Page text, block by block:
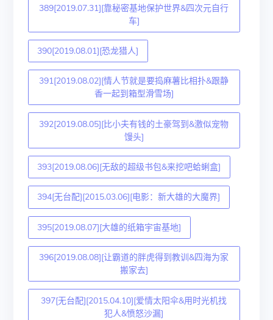
389[2019.07.31][靠秘密基地保护世界&四次元自行
车]
390[2019.08.01][恐龙猎人]
391[2019.08.02][情人节就是要捣麻薯比相扑&跟静
香一起到箱型滑雪场]
392[2019.08.05][比小夫有钱的土豪驾到&激似宠物
馒头]
393[2019.08.06][无敌的超级书包&来挖吧蛤蜊盒]
394[无台配][2015.03.06][电影：新大雄的大魔界]
395[2019.08.07][大雄的纸箱宇宙基地]
396[2019.08.08][让霸道的胖虎得到教训&四海为家
搬家去]
397[无台配][2015.04.10][爱情太阳伞&用时光机找
犯人&愤怒沙漏]